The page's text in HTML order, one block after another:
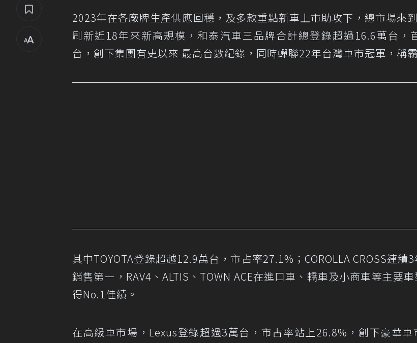
2023年在各廠牌生產供應回穩，及多款重點新車上市助攻下，總市場來
刷新近18年來新高規模，和泰汽車三品牌合計總登錄超過16.6萬台，
台，創下集團有史以來 最高台數紀錄，同時蟬聯22年台灣車市冠軍，稱
其中TOYOTA登錄超越12.9萬台，市占率27.1%；COROLLA CROSS連績
銷售第一，RAV4、ALTIS、TOWN ACE在進口車、轎車及小商車等主要
得No.1佳績。
在高級車市場，Lexus登錄超過3萬台，市占率站上26.8%，創下豪華車